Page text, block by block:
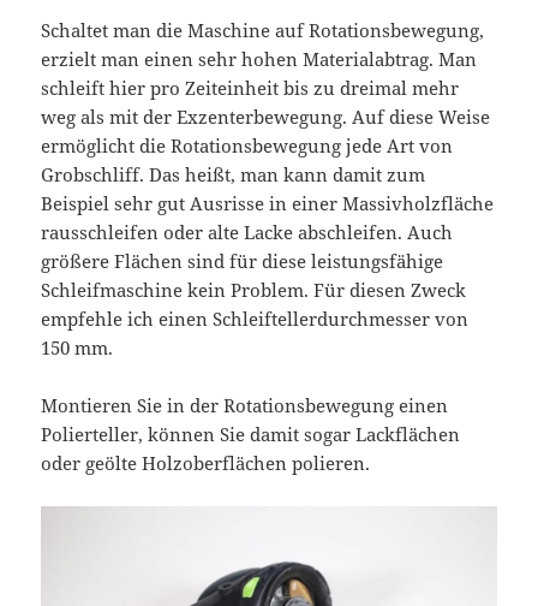
Schaltet man die Maschine auf Rotationsbewegung,
erzielt man einen sehr hohen Materialabtrag. Man
schleift hier pro Zeiteinheit bis zu dreimal mehr
weg als mit der Exzenterbewegung. Auf diese Weise
ermöglicht die Rotationsbewegung jede Art von
Grobschliff. Das heißt, man kann damit zum
Beispiel sehr gut Ausrisse in einer Massivholzfläche
rausschleifen oder alte Lacke abschleifen. Auch
größere Flächen sind für diese leistungsfähige
Schleifmaschine kein Problem. Für diesen Zweck
empfehle ich einen Schleiftellerdurchmesser von
150 mm.
Montieren Sie in der Rotationsbewegung einen
Polierteller, können Sie damit sogar Lackflächen
oder geölte Holzoberflächen polieren.